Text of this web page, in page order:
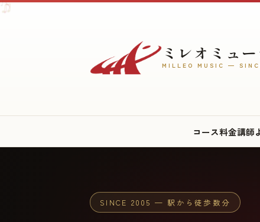
♩
ミレオミュ
MILLEO MUSIC —
コース料金講師
♪
♪
SINCE 2005 — 駅から徒歩数分